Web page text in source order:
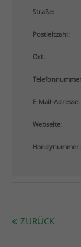
About us
Lorem
elit.
Aenean
parturient
Straße:
Postleitzahl:
Ort:
E-Mail-Adresse:
Webseite:
Handynummer:
ZURÜCK